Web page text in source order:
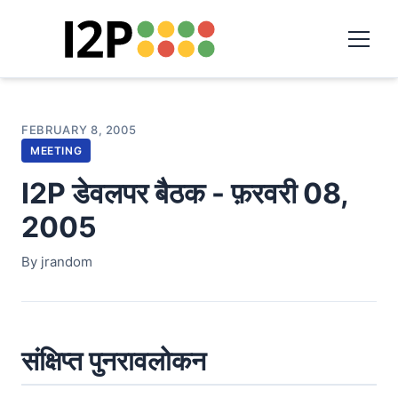
FEBRUARY 8, 2005
MEETING
I2P डेवलपर बैठक - फ़रवरी 08,
2005
By jrandom
संक्षिप्त पुनरावलोकन